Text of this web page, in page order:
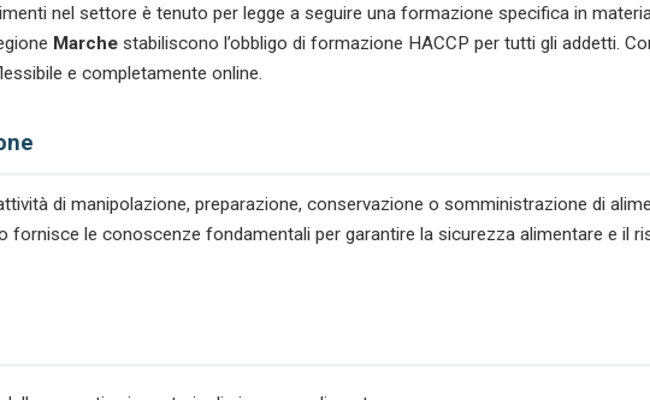
nel settore è tenuto per legge a seguire una formazione specifica in
Marche stabiliscono l’obbligo di formazione HACCP per tutti gli addetti.
e completamente online.
di manipolazione, preparazione, conservazione o somministrazione di
le conoscenze fondamentali per garantire la sicurezza alimentare e il